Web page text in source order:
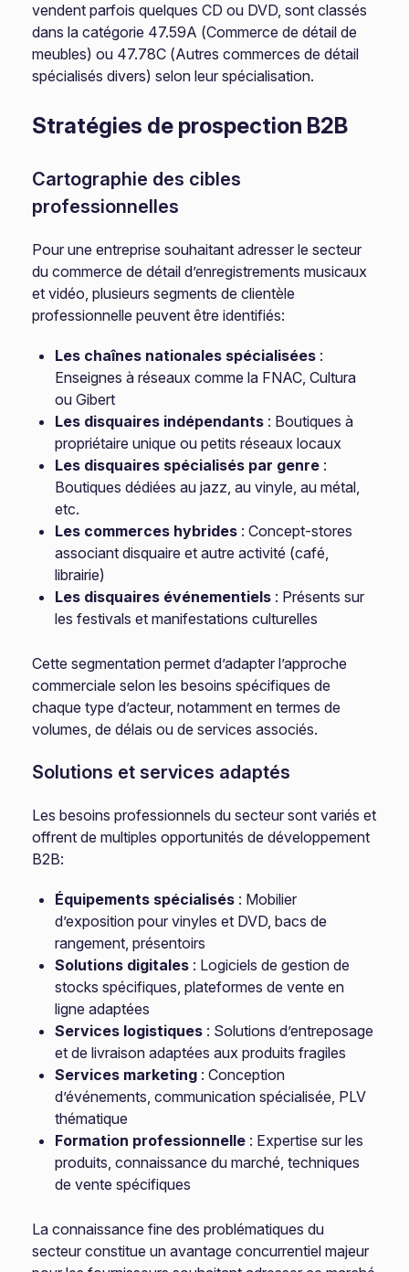
vendent parfois quelques CD ou DVD, sont classés
dans la catégorie 47.59A (Commerce de détail de
meubles) ou 47.78C (Autres commerces de détail
spécialisés divers) selon leur spécialisation.
Stratégies de prospection B2B
Cartographie des cibles
professionnelles
Pour une entreprise souhaitant adresser le secteur
du commerce de détail d’enregistrements musicaux
et vidéo, plusieurs segments de clientèle
professionnelle peuvent être identifiés:
Les chaînes nationales spécialisées :
Enseignes à réseaux comme la FNAC, Cultura
ou Gibert
Les disquaires indépendants : Boutiques à
propriétaire unique ou petits réseaux locaux
Les disquaires spécialisés par genre :
Boutiques dédiées au jazz, au vinyle, au métal,
etc.
Les commerces hybrides : Concept-stores
associant disquaire et autre activité (café,
librairie)
Les disquaires événementiels : Présents sur
les festivals et manifestations culturelles
Cette segmentation permet d’adapter l’approche
commerciale selon les besoins spécifiques de
chaque type d’acteur, notamment en termes de
volumes, de délais ou de services associés.
Solutions et services adaptés
Les besoins professionnels du secteur sont variés et
offrent de multiples opportunités de développement
B2B:
Équipements spécialisés : Mobilier
d’exposition pour vinyles et DVD, bacs de
rangement, présentoirs
Solutions digitales : Logiciels de gestion de
stocks spécifiques, plateformes de vente en
ligne adaptées
Services logistiques : Solutions d’entreposage
et de livraison adaptées aux produits fragiles
Services marketing : Conception
d’événements, communication spécialisée, PLV
thématique
Formation professionnelle : Expertise sur les
produits, connaissance du marché, techniques
de vente spécifiques
La connaissance fine des problématiques du
secteur constitue un avantage concurrentiel majeur